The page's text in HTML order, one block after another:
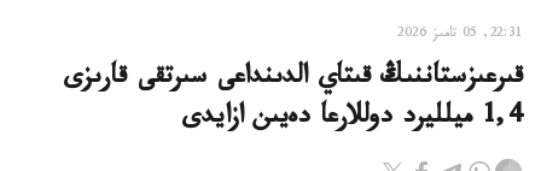
22:31, 05 تامىز 2026
قىرعىزستاننىڭ قىتاي الدىنداعى سىرتقى قارىزى
1,4 ميلليرد دوللارعا دەيىن ازايدى